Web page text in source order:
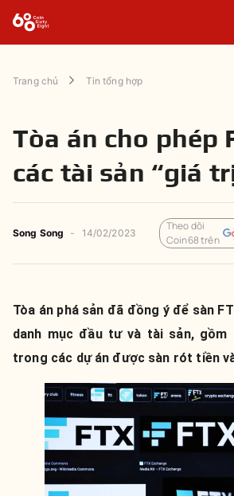
Trang chủ Tin tổng hợp
Tòa án cho phép
các tài sản “giá
Song Song - 14/02/2023
Theo dõi
Coin68 trên
Tòa án phá sản đã đồng ý để sàn
danh mục đầu tư và tài sản, gồm
trong các dự án được sàn rót tiền